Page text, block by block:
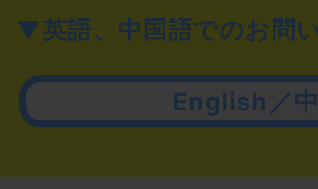
▼英語、中国語でのお問
English／